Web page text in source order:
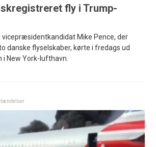
fly i Trump-
Mike Pence, der
danske flyselskaber, kørte i fredags ud
i New York-lufthavn.